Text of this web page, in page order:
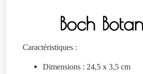
Boch
Caractéristiques :
Dimensions : 24,5 x 3,5 cm